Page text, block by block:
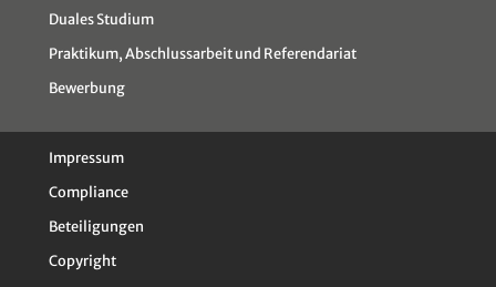
Duales Studium
Praktikum, Abschlussarbeit und Referendariat
Bewerbung
Impressum
Compliance
Beteiligungen
Copyright